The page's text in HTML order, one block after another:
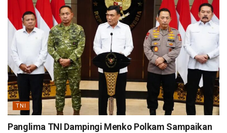
TNI
Panglima TNI Dampingi Menko Polkam Sampaikan